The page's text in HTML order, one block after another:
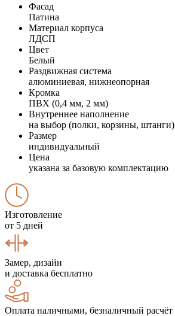
Фасад
Патина
Материал корпуса
ЛДСП
Цвет
Белый
Раздвижная система
алюминиевая, нижнеопорная
Кромка
ПВХ (0,4 мм, 2 мм)
Внутреннее наполнение
на выбор (полки, корзины, штанги)
Размер
индивидуальный
Цена
указана за базовую комплектацию
Изготовление
от 5 дней
Замер, дизайн
и доставка бесплатно
Оплата наличными, безналичный расчёт